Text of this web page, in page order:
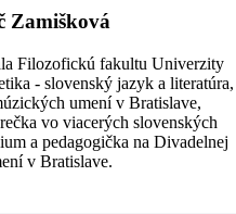
Zamišková
Filozofickú fakultu Univerzity
- slovenský jazyk a literatúra,
umení v Bratislave,
vo viacerých slovenských
a pedagogička na Divadelnej
v Bratislave.